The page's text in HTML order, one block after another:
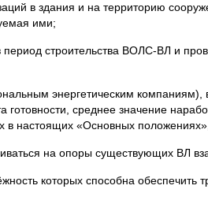
в здания и на территорию
ими;
строительства ВОЛС-ВЛ и
энергетическим
среднее значение
в настоящих «Основных
на опоры существующих ВЛ
которых способна обеспечить